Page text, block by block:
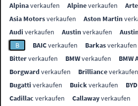
Alpinaverkaufen Alpineverkaufen
Asia Motorsverkaufen Aston Martin
Audi verkaufen Austinverkaufen
B
BAICverkaufen Barkasverkaufen
Bitterverkaufen BMWverkaufen BMW
Borgwardverkaufen Brillianceverkaufen
Bugatti verkaufen Buickverkaufen BYD
Cadillac verkaufen Callawayverkaufen